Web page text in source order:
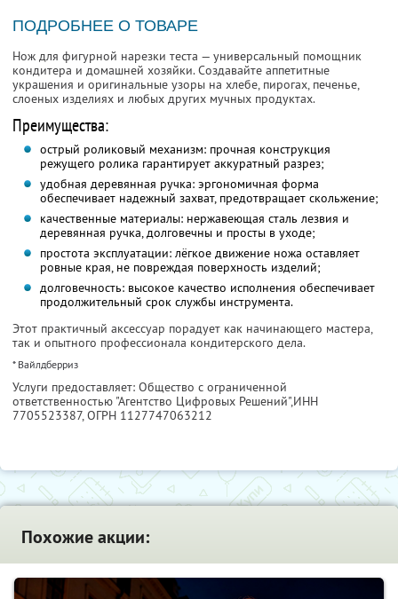
ПОДРОБНЕЕ О ТОВАРЕ
Нож для фигурной нарезки теста — универсальный помощник
кондитера и домашней хозяйки. Создавайте аппетитные
украшения и оригинальные узоры на хлебе, пирогах, печенье,
слоеных изделиях и любых других мучных продуктах.
Преимущества:
острый роликовый механизм: прочная конструкция
режущего ролика гарантирует аккуратный разрез;
удобная деревянная ручка: эргономичная форма
обеспечивает надежный захват, предотвращает скольжение;
качественные материалы: нержавеющая сталь лезвия и
деревянная ручка, долговечны и просты в уходе;
простота эксплуатации: лёгкое движение ножа оставляет
ровные края, не повреждая поверхность изделий;
долговечность: высокое качество исполнения обеспечивает
продолжительный срок службы инструмента.
Этот практичный аксессуар порадует как начинающего мастера,
так и опытного профессионала кондитерского дела.
* Вайлдберриз
Услуги предоставляет: Общество с ограниченной
ответственностью "Агентство Цифровых Решений",ИНН
7705523387, ОГРН 1127747063212
Похожие акции: